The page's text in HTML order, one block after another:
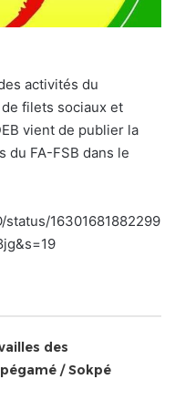
activités du
filets sociaux et
vient de publier la
FA-FSB dans le
status/16301681882299
des
/ Sokpé